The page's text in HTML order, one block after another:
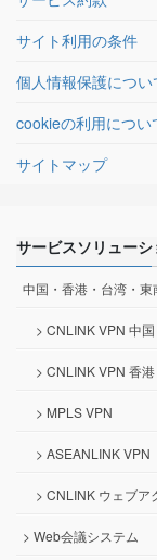
サイト利用の条件
個人情報保護につい
cookieの利用につい
サイトマップ
サービスソリューシ
中国・香港・台湾・
> CNLINK VPN 中国
> CNLINK VPN 香港
> MPLS VPN
> ASEANLINK VPN
> CNLINK ウェブア
> Web会議システム